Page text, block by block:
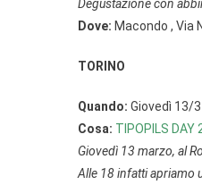
Degustazione con
Dove: Macondo , Via
TORINO
Quando: Giovedì 13/
Cosa: TIPOPILS DAY
Giovedì 13 marzo, al
Alle 18 infatti apriamo